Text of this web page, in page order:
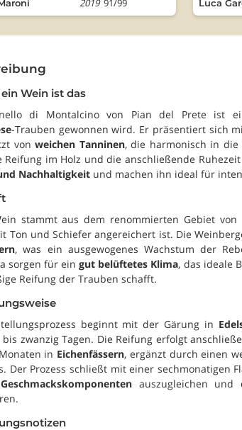
2019 91/99 Luca
Wein ist das
di Montalcino von Pian del Prete ist
-Trauben gewonnen wird. Er präsentiert sich
von weichen Tanninen, die harmonisch in die
Reifung im Holz und die anschließende
Nachhaltigkeit und machen ihn ideal für
stammt aus dem renommierten Gebiet
Ton und Schiefer angereichert ist. Die
, was ein ausgewogenes Wachstum der
sorgen für eingut belüftetes Klima, das ideale
Reifung der Trauben schafft.
beginnt mit der Gärung in
zwanzig Tagen. Die Reifung erfolgt
in Eichenfässern, ergänzt durch einen
Der Prozess schließt mit einer sechmonatigen
Geschmackskomponenten auszugleichen